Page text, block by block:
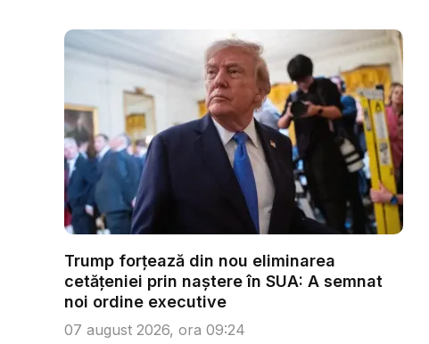
Trump forțează din nou eliminarea
cetățeniei prin naștere în SUA: A semnat
noi ordine executive
07 august 2026, ora 09:24